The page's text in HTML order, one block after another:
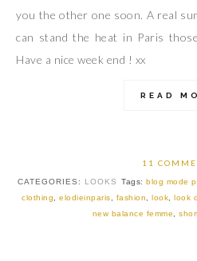
you the other one soon. A real
can stand the heat in Paris
Have a nice week end ! xx
READ
11
CATEGORIES: LOOKS Tags:blog mode
clothing
,elodieinparis fashion ,look ,look
new balance femme